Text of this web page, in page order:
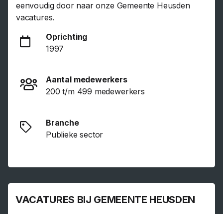
eenvoudig door naar onze Gemeente Heusden
vacatures.
Oprichting
1997
Aantal medewerkers
200 t/m 499 medewerkers
Branche
Publieke sector
VACATURES BIJ GEMEENTE HEUSDEN